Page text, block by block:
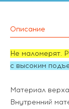
Описание
Не маломерят.
с высоким
Материал
Внутренний